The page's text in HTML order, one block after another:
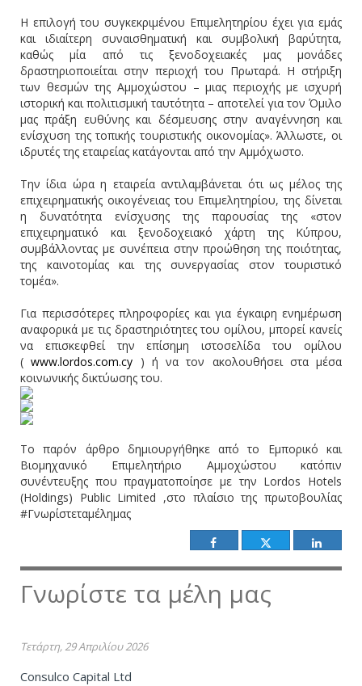
Η επιλογή του συγκεκριμένου Επιμελητηρίου έχει για εμάς
και ιδιαίτερη συναισθηματική και συμβολική βαρύτητα,
καθώς μία από τις ξενοδοχειακές μας μονάδες
δραστηριοποιείται στην περιοχή του Πρωταρά. Η στήριξη
των θεσμών της Αμμοχώστου – μιας περιοχής με ισχυρή
ιστορική και πολιτισμική ταυτότητα – αποτελεί για τον Όμιλο
μας πράξη ευθύνης και δέσμευσης στην αναγέννηση και
ενίσχυση της τοπικής τουριστικής οικονομίας». Άλλωστε, οι
ιδρυτές της εταιρείας κατάγονται από την Αμμόχωστο.
Την ίδια ώρα η εταιρεία αντιλαμβάνεται ότι ως μέλος της
επιχειρηματικής οικογένειας του Επιμελητηρίου, της δίνεται
η δυνατότητα ενίσχυσης της παρουσίας της «στον
επιχειρηματικό και ξενοδοχειακό χάρτη της Κύπρου,
συμβάλλοντας με συνέπεια στην προώθηση της ποιότητας,
της καινοτομίας και της συνεργασίας στον τουριστικό
τομέα».
Για περισσότερες πληροφορίες και για έγκαιρη ενημέρωση
αναφορικά με τις δραστηριότητες του ομίλου, μπορεί κανείς
να επισκεφθεί την επίσημη ιστοσελίδα του ομίλου
(www.lordos.com.cy ) ή να τον ακολουθήσει στα μέσα
κοινωνικής δικτύωσης του.
Το παρόν άρθρο δημιουργήθηκε από το Εμπορικό και
Βιομηχανικό Επιμελητήριο Αμμοχώστου κατόπιν
συνέντευξης που πραγματοποίησε με την Lordos Hotels
(Holdings) Public Limited ,στο πλαίσιο της πρωτοβουλίας
#Γνωρίστεταμέλημας
Γνωρίστε τα μέλη μας
Τετάρτη, 29 Απριλίου 2026
Consulco Capital Ltd